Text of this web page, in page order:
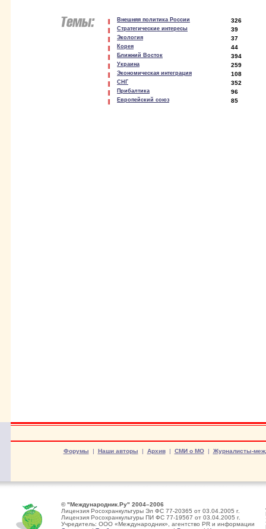
Внешняя политика России 326
Стратегические интересы 39
Экология 37
Корея 44
Ближний Восток 394
Украина 259
Экономическая интеграция 108
СНГ 352
Прибалтика 96
Европейский союз 85
Форумы | Наши авторы | Архив| СМИ о МО| Журналисты-
© "Международник.Ру" 2004–2006
Лицензия Росохранкультуры Эл ФС 77-20365 от 03.04.2005 г.
Лицензия Росохранкультуры ПИ ФС 77-19567 от 03.04.2005 г.
Учредитель: ООО «Международник», агентство PR и информации